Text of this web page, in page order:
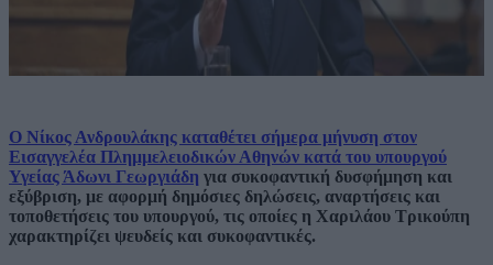
Ο Νίκος Ανδρουλάκης καταθέτει σήμερα μήνυση στον
Εισαγγελέα Πλημμελειοδικών Αθηνών κατά του υπουργού
Υγείας Άδωνι Γεωργιάδη για συκοφαντική δυσφήμηση και
εξύβριση, με αφορμή δημόσιες δηλώσεις, αναρτήσεις και
τοποθετήσεις του υπουργού, τις οποίες η Χαριλάου Τρικούπη
χαρακτηρίζει ψευδείς και συκοφαντικές.